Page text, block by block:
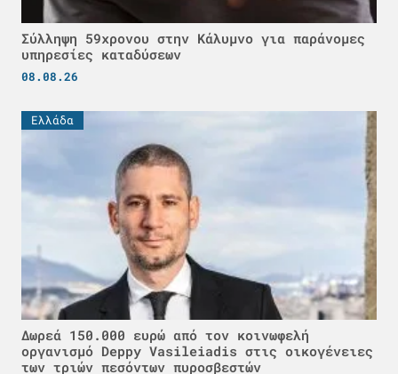
Σύλληψη 59χρονου στην Κάλυμνο για παράνομες
υπηρεσίες καταδύσεων
08.08.26
Ελλάδα
Δωρεά 150.000 ευρώ από τον κοινωφελή
οργανισμό Deppy Vasileiadis στις οικογένειες
των τριών πεσόντων πυροσβεστών